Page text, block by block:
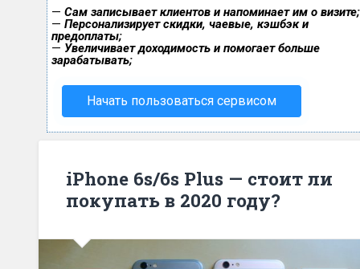
— Сам записывает клиентов и напоминает им о визите;
— Персонализирует скидки, чаевые, кэшбэк и
предоплаты;
— Увеличивает доходимость и помогает больше
зарабатывать;
Начать пользоваться сервисом
iPhone 6s/6s Plus — стоит ли
покупать в 2020 году?